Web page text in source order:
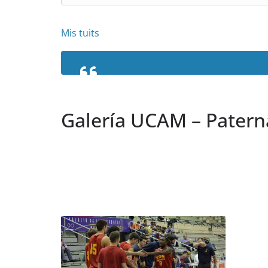
Mis tuits
Galería UCAM –